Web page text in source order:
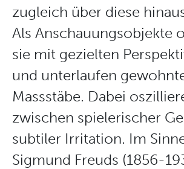
zugleich über diese
Als Anschauungsobjekte
sie mit gezielten
und unterlaufen
Massstäbe. Dabei
zwischen spielerischer
subtiler Irritation. Im
Sigmund Freuds (1856-